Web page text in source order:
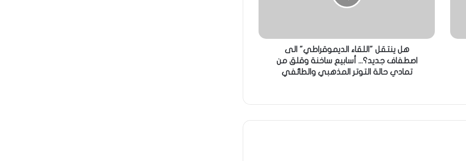
هل ينتقل "اللقاء الديموقراطي" الى
اصطفاف جديد؟... أسابيع ساخنة وقلق من
تمادي حالة التوتر المذهبي والطائفي